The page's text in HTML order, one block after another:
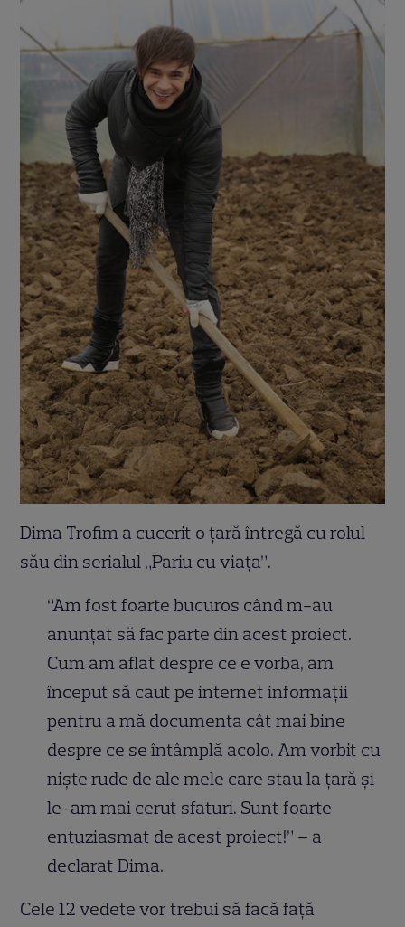
Dima Trofim a cucerit o țară întregă cu rolul
său din serialul „Pariu cu viața”.
“Am fost foarte bucuros când m-au
anunțat să fac parte din acest proiect.
Cum am aflat despre ce e vorba, am
început să caut pe internet informații
pentru a mă documenta cât mai bine
despre ce se întâmplă acolo. Am vorbit cu
niște rude de ale mele care stau la țară și
le-am mai cerut sfaturi. Sunt foarte
entuziasmat de acest proiect!” – a
declarat Dima.
Cele 12 vedete vor trebui să facă față